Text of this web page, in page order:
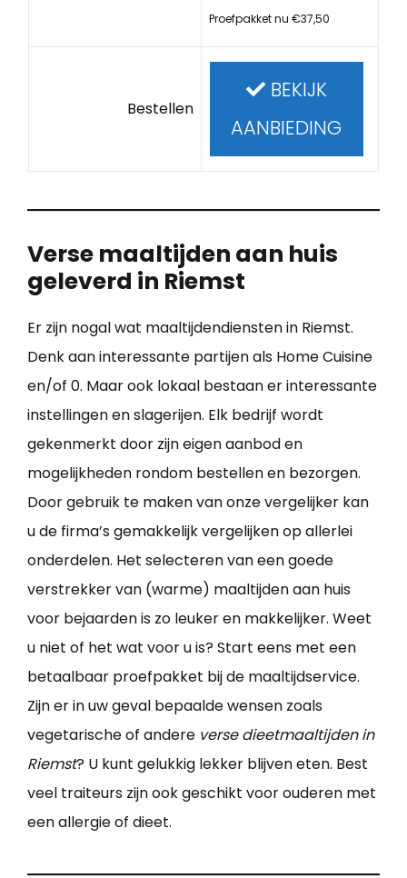
Proefpakket nu €37,50
Bestellen
BEKIJK
AANBIEDING
Verse maaltijden aan huis
geleverd in Riemst
Er zijn nogal wat maaltijdendiensten in Riemst.
Denk aan interessante partijen als Home Cuisine
en/of 0. Maar ook lokaal bestaan er interessante
instellingen en slagerijen. Elk bedrijf wordt
gekenmerkt door zijn eigen aanbod en
mogelijkheden rondom bestellen en bezorgen.
Door gebruik te maken van onze vergelijker kan
u de firma’s gemakkelijk vergelijken op allerlei
onderdelen. Het selecteren van een goede
verstrekker van (warme) maaltijden aan huis
voor bejaarden is zo leuker en makkelijker. Weet
u niet of het wat voor u is? Start eens met een
betaalbaar proefpakket bij de maaltijdservice.
Zijn er in uw geval bepaalde wensen zoals
vegetarische of andere verse dieetmaaltijden in
Riemst? U kunt gelukkig lekker blijven eten. Best
veel traiteurs zijn ook geschikt voor ouderen met
een allergie of dieet.